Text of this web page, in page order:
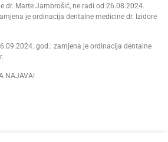
dr. Marte Jambrošić, ne radi od 26.08.2024.
je ordinacija dentalne medicine dr. Izidore
god.: zamjena je ordinacija dentalne
NAJAVA!